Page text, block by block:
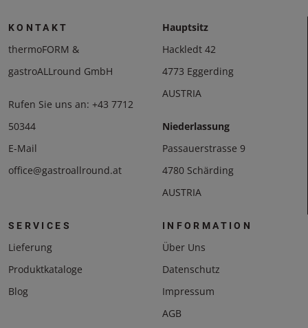
KONTAKT
thermoFORM &
gastroALLround GmbH
Rufen Sie uns an: +43 7712
50344
E-Mail
office@gastroallround.at
Hauptsitz
Hackledt 42
4773 Eggerding
AUSTRIA
Niederlassung
Passauerstrasse 9
4780 Schärding
AUSTRIA
SERVICES
Lieferung
Produktkataloge
Blog
INFORMATION
Über Uns
Datenschutz
Impressum
AGB